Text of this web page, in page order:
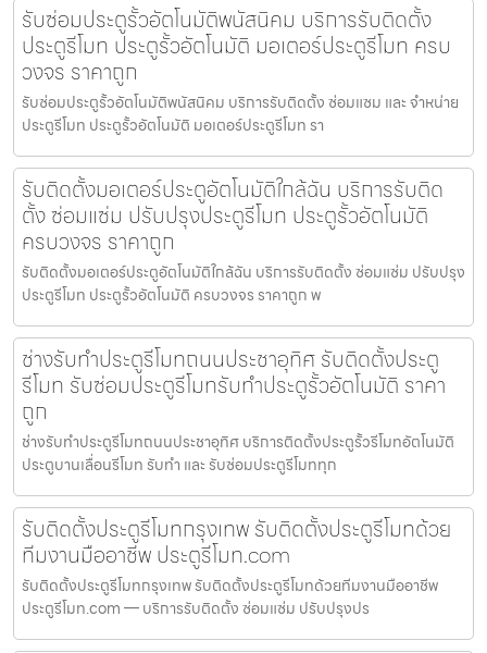
รับซ่อมประตูรั้วอัตโนมัติพนัสนิคม บริการรับติดตั้ง
ประตูรีโมท ประตูรั้วอัตโนมัติ มอเตอร์ประตูรีโมท ครบ
วงจร ราคาถูก
รับซ่อมประตูรั้วอัตโนมัติพนัสนิคม บริการรับติดตั้ง ซ่อมแซม และ จำหน่าย
ประตูรีโมท ประตูรั้วอัตโนมัติ มอเตอร์ประตูรีโมท รา
รับติดตั้งมอเตอร์ประตูอัตโนมัติใกล้ฉัน บริการรับติด
ตั้ง ซ่อมแซ่ม ปรับปรุงประตูรีโมท ประตูรั้วอัตโนมัติ
ครบวงจร ราคาถูก
รับติดตั้งมอเตอร์ประตูอัตโนมัติใกล้ฉัน บริการรับติดตั้ง ซ่อมแซ่ม ปรับปรุง
ประตูรีโมท ประตูรั้วอัตโนมัติ ครบวงจร ราคาถูก พ
ช่างรับทำประตูรีโมทถนนประชาอุทิศ รับติดตั้งประตู
รีโมท รับซ่อมประตูรีโมทรับทำประตูรั้วอัตโนมัติ ราคา
ถูก
ช่างรับทำประตูรีโมทถนนประชาอุทิศ บริการติดตั้งประตูรั้วรีโมทอัตโนมัติ
ประตูบานเลื่อนรีโมท รับทำ และ รับซ่อมประตูรีโมททุก
รับติดตั้งประตูรีโมทกรุงเทพ รับติดตั้งประตูรีโมทด้วย
ทีมงานมืออาชีพ ประตูรีโมท.com
รับติดตั้งประตูรีโมทกรุงเทพ รับติดตั้งประตูรีโมทด้วยทีมงานมืออาชีพ
ประตูรีโมท.com — บริการรับติดตั้ง ซ่อมแซ่ม ปรับปรุงปร